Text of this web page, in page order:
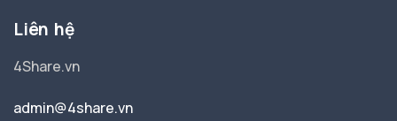
Liên hệ
4Share.vn
admin@4share.vn